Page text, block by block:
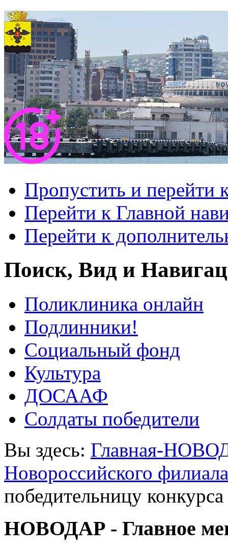
Пропустить и перейти
Перейти к Главной
Перейти к
Поиск, Вид и
Поликлиника онлайн
Подлинники!
Социальный фонд
Культура
ДОСААФ
Солдаты победители
Вы здесь: Главная-
Новороссийского
победительницу
НОВОДАР - Главное